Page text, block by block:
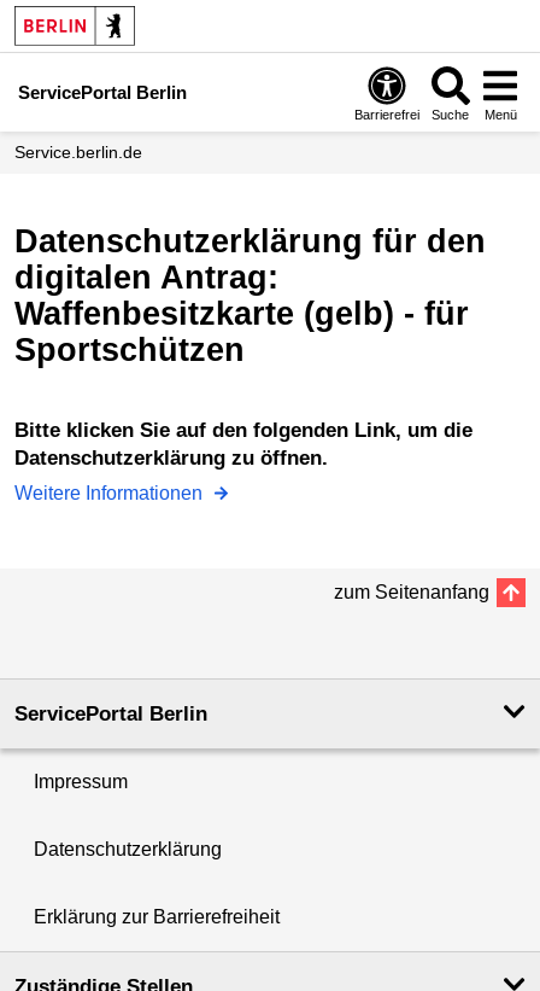
ServicePortal Berlin
Barrierefrei Suche Menü
service.berlin.de
Datenschutzerklärung für den
digitalen Antrag:
Waffenbesitzkarte (gelb) - für
Sportschützen
Bitte klicken Sie auf den folgenden Link, um die
Datenschutzerklärung zu öffnen.
Weitere Informationen
zum Seitenanfang
ServicePortal Berlin
Impressum
Datenschutzerklärung
Erklärung zur Barrierefreiheit